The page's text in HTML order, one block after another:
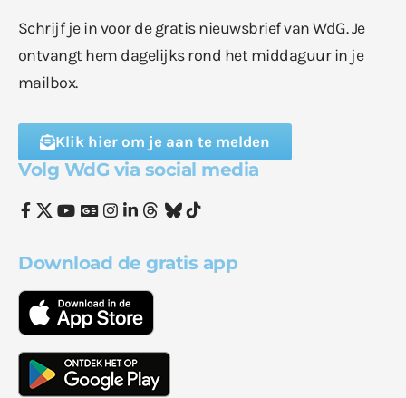
Schrijf je in voor de gratis nieuwsbrief van WdG. Je
ontvangt hem dagelijks rond het middaguur in je
mailbox.
Klik hier om je aan te melden
Volg WdG via social media
Download de gratis app